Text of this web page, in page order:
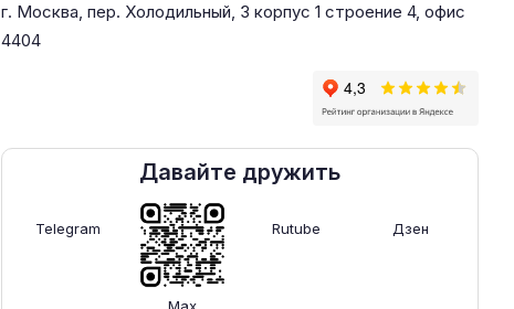
г. Москва, пер. Холодильный, 3 корпус 1 строение 4, офис
4404
Давайте дружить
Telegram Rutube Дзен